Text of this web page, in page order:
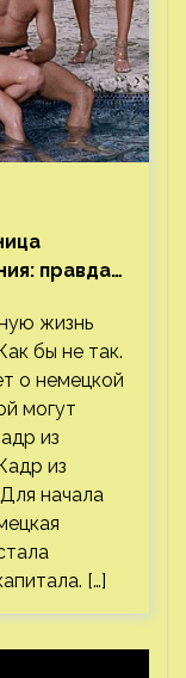
правда
жизнь
бы не так.
о немецкой
могут
из
из
начала
[…]